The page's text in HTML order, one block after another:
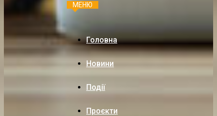
МЕНЮ
Головна
Новини
Події
Проєкти